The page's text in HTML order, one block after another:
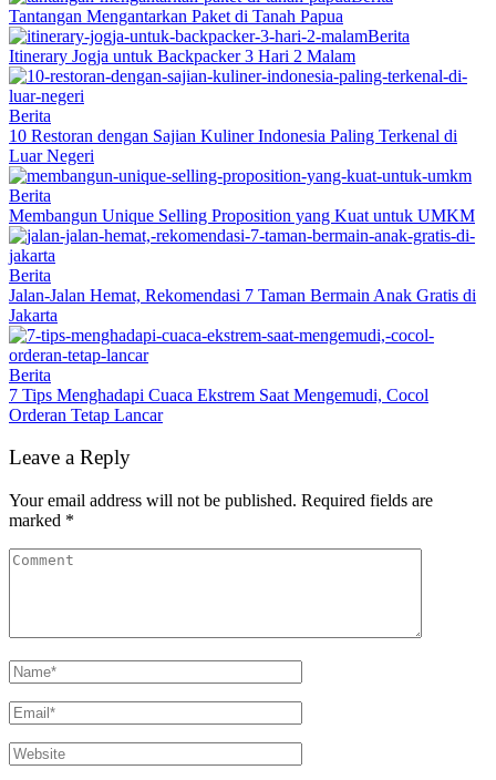
Tantangan Mengantarkan Paket di Tanah Papua
Berita
Itinerary Jogja untuk Backpacker 3 Hari 2 Malam
Berita
10 Restoran dengan Sajian Kuliner Indonesia Paling Terkenal di
Luar Negeri
Berita
Membangun Unique Selling Proposition yang Kuat untuk UMKM
Berita
Jalan-Jalan Hemat, Rekomendasi 7 Taman Bermain Anak Gratis di
Jakarta
Berita
7 Tips Menghadapi Cuaca Ekstrem Saat Mengemudi, Cocol
Orderan Tetap Lancar
Leave a Reply
Your email address will not be published. Required fields are
marked *